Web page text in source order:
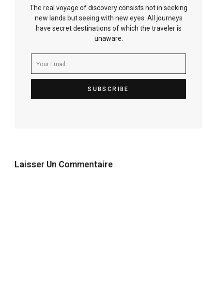
The real voyage of discovery consists not in seeking
new lands but seeing with new eyes. All journeys
have secret destinations of which the traveler is
unaware.
Laisser Un Commentaire